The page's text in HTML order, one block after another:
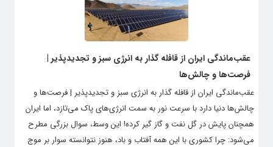
عقب‌ماندگی ایران از قافله گذار به انرژی سبز و تجدیدپذیر |
فرصت‌ها و چالش‌ها
عقب‌ماندگی ایران از قافله گذار به انرژی سبز و تجدیدپذیر | فرصت‌ها و
چالش‌ها دنیا دارد با سرعت نور به سمت انرژی‌های پاک می‌تازد، اما ایران
همچنان پایش در گل نفت و گاز گیر کرده! این وسط، سوال بزرگی مطرح
می‌شود: چرا کشوری با این همه آفتاب و باد، هنوز نتوانسته سوار بر موج